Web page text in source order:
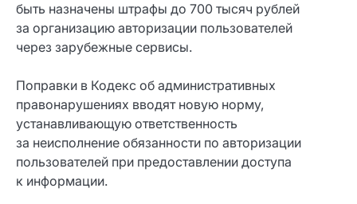
быть назначены штрафы до 700 тысяч рублей
за организацию авторизации пользователей
через зарубежные сервисы.
Поправки в Кодекс об административных
правонарушениях вводят новую норму,
устанавливающую ответственность
за неисполнение обязанности по авторизации
пользователей при предоставлении доступа
к информации.